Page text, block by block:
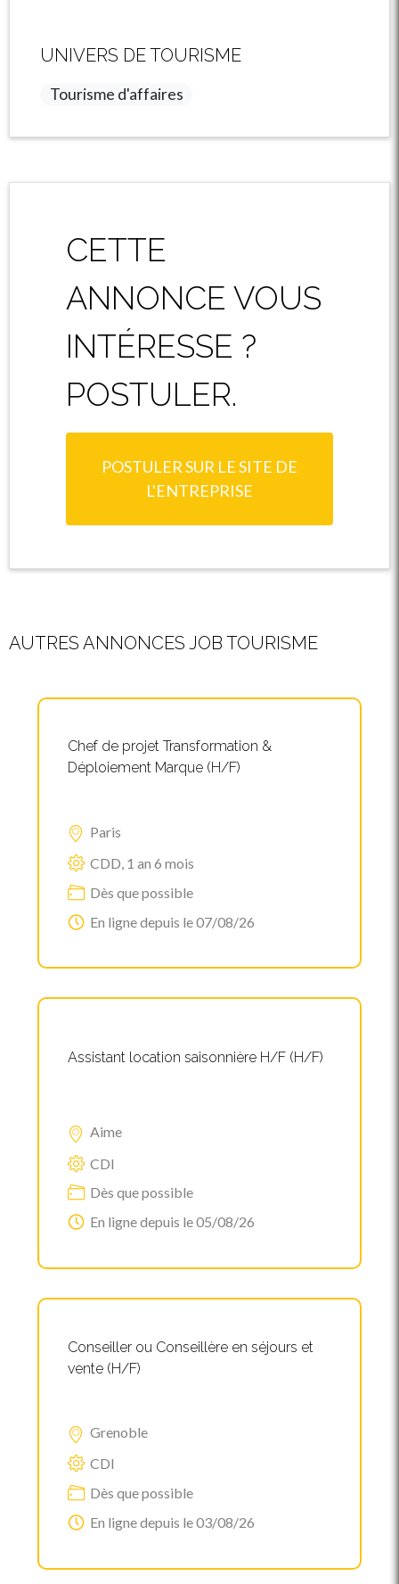
UNIVERS DE TOURISME
Tourisme d'affaires
CETTE
ANNONCE VOUS
INTÉRESSE ?
POSTULER.
POSTULER SUR LE SITE DE
L'ENTREPRISE
AUTRES ANNONCES JOB TOURISME
Chef de projet Transformation &
Déploiement Marque (H/F)
Paris
CDD, 1 an 6 mois
Dès que possible
En ligne depuis le 07/08/26
Assistant location saisonnière H/F (H/F)
Aime
CDI
Dès que possible
En ligne depuis le 05/08/26
Conseiller ou Conseillère en séjours et
vente (H/F)
Grenoble
CDI
Dès que possible
En ligne depuis le 03/08/26